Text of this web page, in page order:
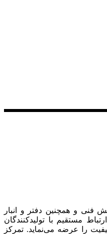
فنی و همچنین دفتر و انبار
مستقیم با تولیدکنندگان
را عرضه می‌نماید. تمرکز